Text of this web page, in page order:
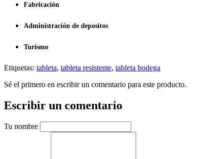
Fabricación
Administración de depositos
Turismo
Etiquetas: tableta, tableta resistente, tableta bodega
Sé el primero en escribir un comentario para este producto.
Escribir un comentario
Tu nombre